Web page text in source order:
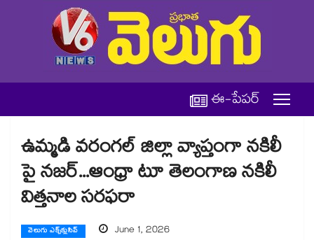
ఈ-పేపర్
ఉమ్మడి వరంగల్ జిల్లా వ్యాప్తంగా నకిలీ
పై నజర్...ఆంధ్రా టూ తెలంగాణ నకిలీ
విత్తనాల సరఫరా
వెలుగు ఎక్స్‌క్లుసివ్ June 1, 2026